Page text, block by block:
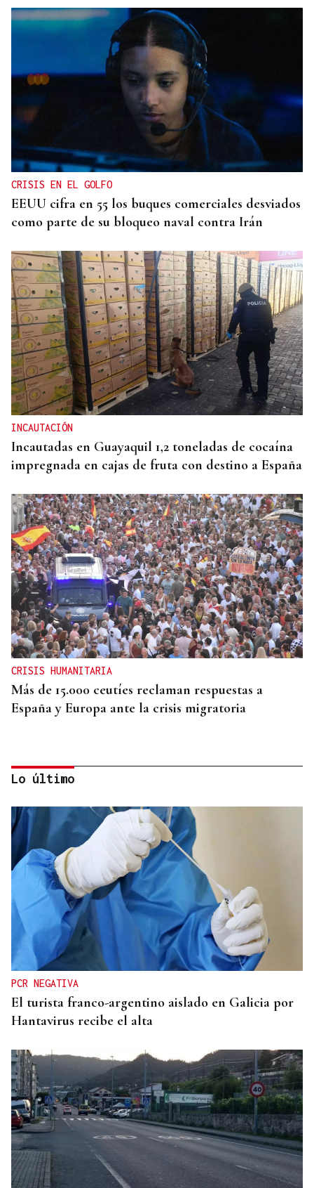
CRISIS EN EL GOLFO
EEUU cifra en 55 los buques comerciales desviados
como parte de su bloqueo naval contra Irán
INCAUTACIÓN
Incautadas en Guayaquil 1,2 toneladas de cocaína
impregnada en cajas de fruta con destino a España
CRISIS HUMANITARIA
Más de 15.000 ceutíes reclaman respuestas a
España y Europa ante la crisis migratoria
TOMA DE POSESIÓN
De la Espriella toma posesión de su nuevo
gabinete para poner en marcha la "Patria Milagro"
Lo último
PCR NEGATIVA
El turista franco-argentino aislado en Galicia por
Hantavirus recibe el alta